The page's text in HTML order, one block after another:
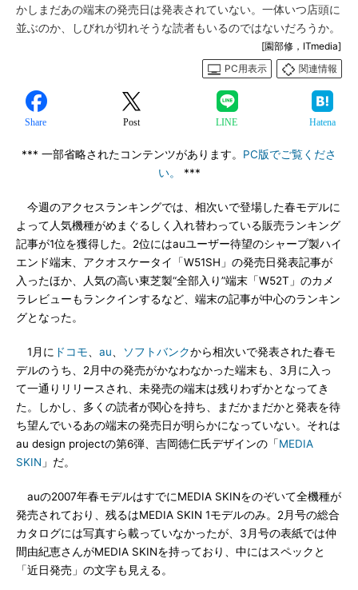
かしまだあの端末の発売日は発表されていない。一体いつ店頭に
並ぶのか、しびれが切れそうな読者もいるのではないだろうか。
[園部修，ITmedia]
PC用表示
関連情報
Share Post LINE Hatena
*** 一部省略されたコンテンツがあります。 PC版でご覧くださ
い。
***
今週のアクセスランキングでは、相次いで登場した春モデルに
よって人気機種がめまぐるしく入れ替わっている販売ランキング
記事が1位を獲得した。2位にはauユーザー待望のシャープ製ハイ
エンド端末、アクオスケータイ「W51SH」の発売日発表記事が
入ったほか、人気の高い東芝製“全部入り”端末「W52T」のカメ
ラレビューもランクインするなど、端末の記事が中心のランキン
グとなった。
1月に ドコモ au ソフトバンクから相次いで発表された春モ
デルのうち、2月中の発売がかなわなかった端末も、3月に入っ
て一通りリリースされ、未発売の端末は残りわずかとなってき
た。しかし、多くの読者が関心を持ち、まだかまだかと発表を待
ち望んでいるあの端末の発売日が明らかになっていない。それは
au design projectの第6弾、吉岡徳仁氏デザインの「MEDIA
SKIN 」だ。
auの2007年春モデルはすでにMEDIA SKINをのぞいて全機種が
発売されており、残るはMEDIA SKIN 1モデルのみ。2月号の総合
カタログには写真すら載っていなかったが、3月号の表紙では仲
間由紀恵さんがMEDIA SKINを持っており、中にはスペックと
「近日発売」の文字も見える。